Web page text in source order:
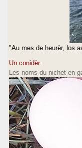
"Au mes de heurèr, los
Un conidèr.
Les noms du nichet en